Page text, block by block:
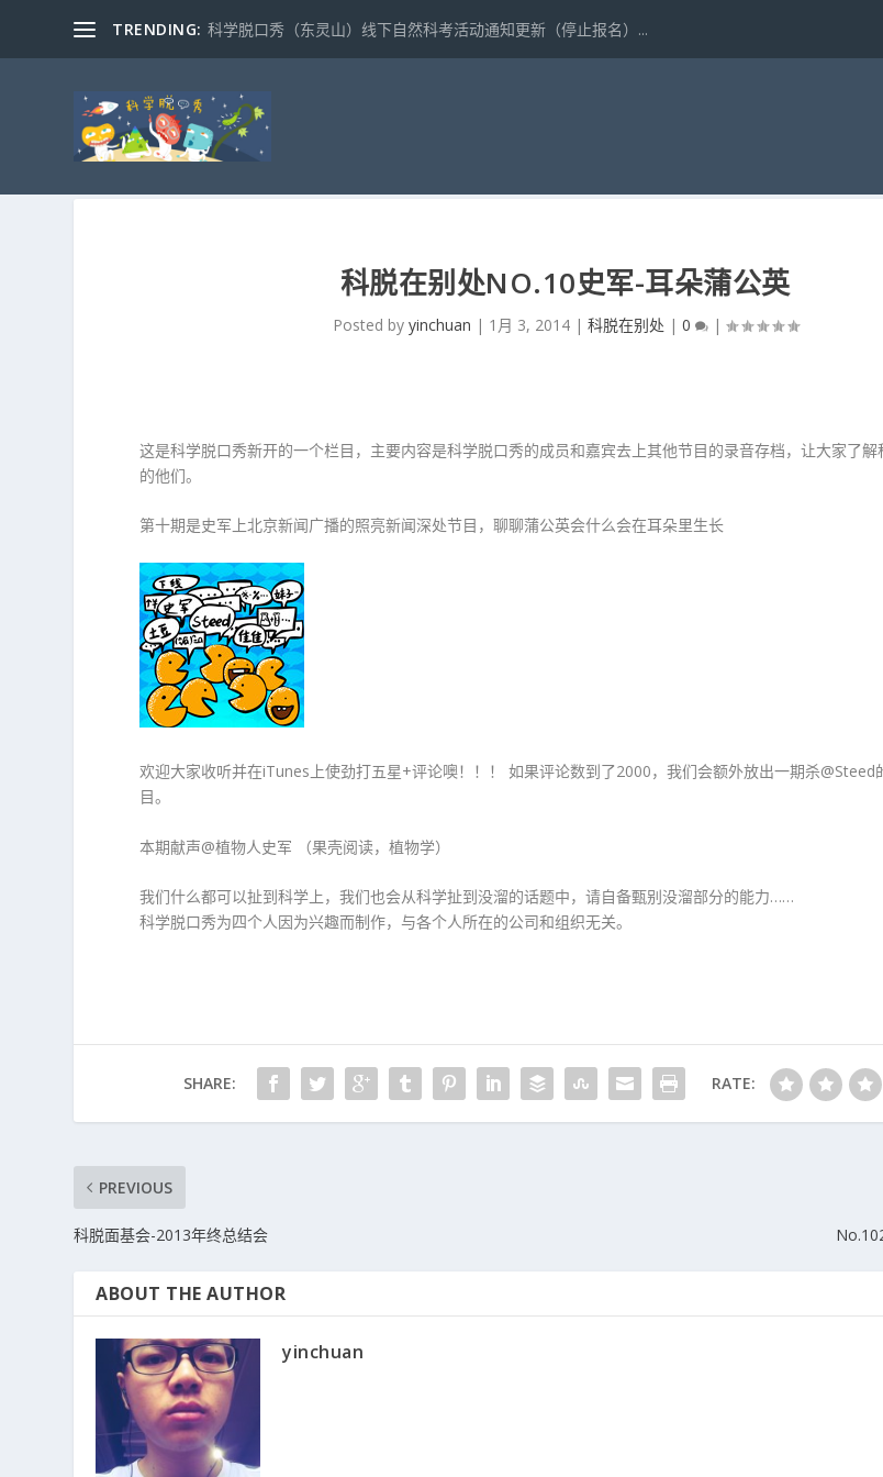
TRENDING: 科学脱口秀（东灵山）线下自然科考活动通知更新（停止报名）...
科脱在别处NO.10史军-耳朵蒲公英
Posted by yinchuan | 1月 3, 2014| 科脱在别处 | 0 |
这是科学脱口秀新开的一个栏目，主要内容是科学脱口秀的成员和嘉宾去上其他节目的录音存档，让大家了
的他们。
第十期是史军上北京新闻广播的照亮新闻深处节目，聊聊蒲公英会什么会在耳朵里生长
欢迎大家收听并在iTunes上使劲打五星+评论噢！！！ 如果评论数到了2000，我们会额外放出一期杀@Steed
目。
本期献声@植物人史军 （果壳阅读，植物学）
我们什么都可以扯到科学上，我们也会从科学扯到没溜的话题中，请自备甄别没溜部分的能力……
科学脱口秀为四个人因为兴趣而制作，与各个人所在的公司和组织无关。
SHARE: RATE:
PREVIOUS
科脱面基会-2013年终总结会
ABOUT THE AUTHOR
yinchuan